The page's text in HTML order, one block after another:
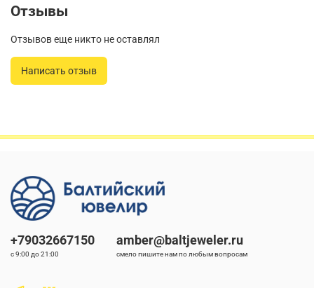
для детей любого возраста, включая подростков. Их
привлекательный вид и разнообразие оттенков делают их
универсальным аксессуаром под любой наряд. Бусы отлично
дополнят как повседневный стиль, так и праздничный образ.
игр и прогулок. Вы можете быть уверены, что ваш ребенок
Янтарные бусы для детей - это не только оригинальный
аксессуар, но и элемент заботы о здоровье.
Отзывы
Отзывов еще никто не оставлял
Написать отзыв
+79032667150
с 9:00 до 21:00
amber@baltjeweler.ru
смело пишите нам по любым вопросам